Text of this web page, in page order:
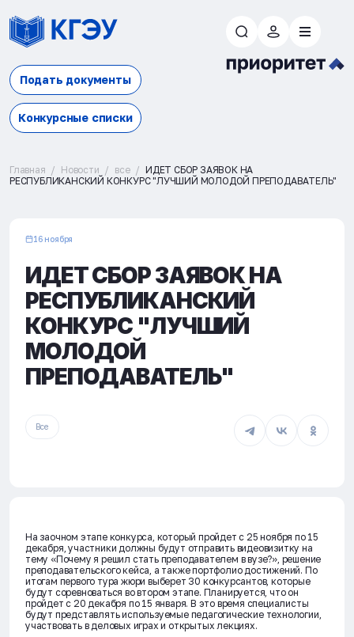
Подать документы
Конкурсные списки
Главная Новости все
ИДЕТ СБОР ЗАЯВОК НА
РЕСПУБЛИКАНСКИЙ КОНКУРС "ЛУЧШИЙ МОЛОДОЙ ПРЕПОДАВАТЕЛЬ"
16 ноября
ИДЕТ СБОР ЗАЯВОК НА
РЕСПУБЛИКАНСКИЙ
КОНКУРС "ЛУЧШИЙ
МОЛОДОЙ
ПРЕПОДАВАТЕЛЬ"
Все
На заочном этапе конкурса, который пройдет с 25 ноября по 15
декабря, участники должны будут отправить видеовизитку на
тему «Почему я решил стать преподавателем в вузе?», решение
преподавательского кейса, а также портфолио достижений. По
итогам первого тура жюри выберет 30 конкурсантов, которые
будут соревноваться во втором этапе. Планируется, что он
пройдет с 20 декабря по 15 января. В это время специалисты
будут представлять используемые педагогические технологии,
участвовать в деловых играх и открытых лекциях.